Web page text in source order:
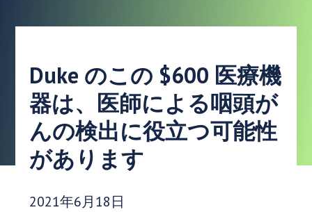
Duke のこの $600 医療機
器は、医師による咽頭が
んの検出に役立つ可能性
があります
発行日:
2021年6月18日